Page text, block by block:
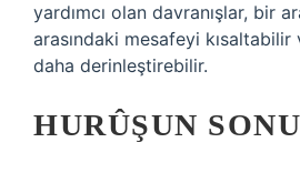
yardımcı olan davranışlar, bir
arasındaki mesafeyi
daha derinleştirebilir.
HURÛŞUN